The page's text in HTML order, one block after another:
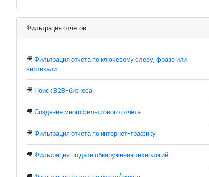
Фильтрация отчетов
🎥 Фильтрация отчета по ключевому слову, фразе или
вертикали
🎥 Поиск B2B-бизнеса
🎥 Создание многофильтрового отчета
🎥 Фильтрация отчета по интернет-трафику
🎥 Фильтрация по дате обнаружения технологий